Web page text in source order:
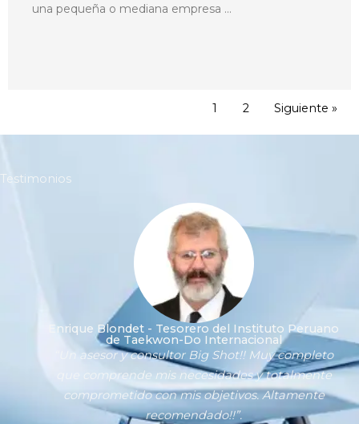
una pequeña o mediana empresa …
1 2 Siguiente »
Testimonios
Enrique Blondet - Tesorero del Instituto Peruano
de Taekwon-Do Internacional
“Un asesor y consultor Big Shot!! Muy completo
que comprende mis necesidades y totalmente
comprometido con mis objetivos. Altamente
recomendado!!”.